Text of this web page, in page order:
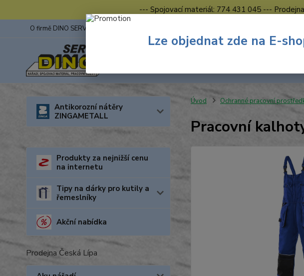
--- Spojovací materiál: 774 431 045 ---
O firmě DINO SERVIS s.r.o.
Antikorozní nátěry
ZINGAMETALL
Produkty za nejnižší cenu
na internetu
Tipy na dárky pro kutily a
řemeslníky
Akční nabídka
Prodejna Česká Lípa
Úvod Ochranné pracovní
Pracovní
Lze objednat zde na E-